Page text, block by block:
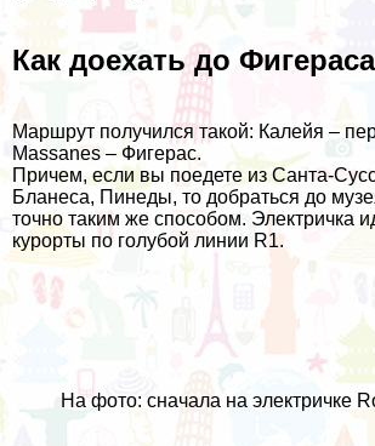
Как доехать до
Маршрут получился такой: Калейя –
Massanes – Фигерас.
Причем, если вы поедете из Санта-
Бланеса, Пинеды, то добраться до
точно таким же способом. Электричка
курорты по голубой линии R1.
На фото: сначала на электричке